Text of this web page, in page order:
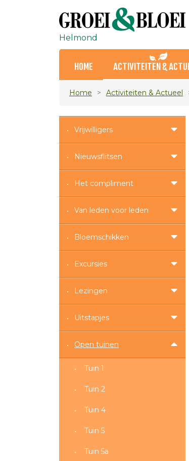
Helmond
HOME ACTIVITEITEN &
Home Activiteiten & Actueel
Vrijwilligers
Nieuwsflitsen
Het compliment
Van leden voor leden
Bloemschikken
Excursies
Lezingen
Uitstapjes
Open tuinen
Tuin 1
Tuin 2
Tuin 4
Tuin 5
Tuin 5a